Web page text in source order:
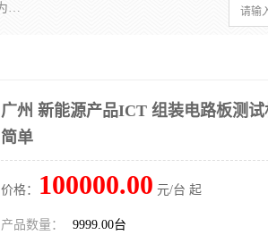
深圳市亿阳电子仪器有限公司坐落于风景秀丽的深圳市光明区，集SMT设备销售务为一体，努力为客户提供电子装配解决方案。与行业**SMT设备厂商：ASM（印刷机，锡膏检查机，贴片机），德国ERSA（爱莎）建立了稳固的代理合作关系，销售的设备一直保持**电子装配行业未来发展方向，能够满足客户各种繁杂产品的生产应用。
广州 新能源产品ICT 组装电路板测
简单
价格： 100000.00 元/台 起
产品数量： 9999.00台